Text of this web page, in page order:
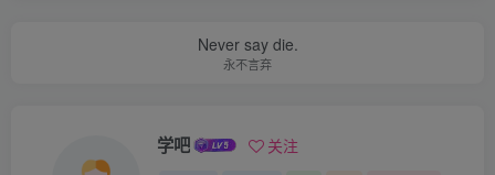
Never say die.
永不言弃
学吧 关注